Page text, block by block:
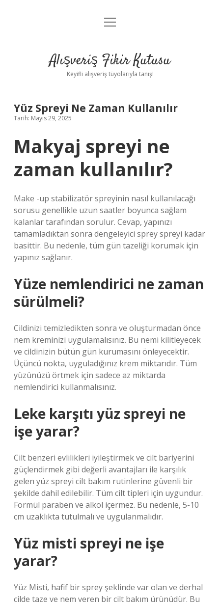
Anasayfa
Yasal Uyarı
menüyü
Alışveriş Fikir Kutusu
Keyifli alışveriş tüyolarıyla tanış!
Yüz Spreyi Ne Zaman Kullanılır
Tarih: Mayıs 29, 2025
Makyaj spreyi ne
zaman kullanılır?
Make -up stabilizatör spreyinin nasıl kullanılacağı
sorusu genellikle uzun saatler boyunca sağlam
kalanlar tarafından sorulur. Cevap, yapınızı
tamamladıktan sonra dengeleyici sprey spreyi kadar
basittir. Bu nedenle, tüm gün tazeliği korumak için
yapınız sağlanır.
Yüze nemlendirici ne zaman
sürülmeli?
Cildinizi temizledikten sonra ve oluşturmadan önce
nem kreminizi uygulamalısınız. Bu nemi kilitleyecek
ve cildinizin bütün gün kurumasını önleyecektir.
Üçüncü nokta, uyguladığınız krem ​​miktarıdır. Tüm
yüzünüzü örtmek için sadece az miktarda
nemlendirici kullanmalısınız.
Leke karşıtı yüz spreyi ne
işe yarar?
Cilt benzeri evlilikleri iyileştirmek ve cilt bariyerini
güçlendirmek gibi değerli avantajları ile karşılık
gelen yüz spreyi cilt bakım rutinlerine güvenli bir
şekilde dahil edilebilir. Tüm cilt tipleri için uygundur.
Formül paraben ve alkol içermez. Bu nedenle, 5-10
cm uzaklıkta tutulmalı ve uygulanmalıdır.
Yüz misti spreyi ne işe
yarar?
Yüz Misti, hafif bir sprey şeklinde var olan ve derhal
cilde taze ve nem veren bir cilt bakım ürünüdür. Bu